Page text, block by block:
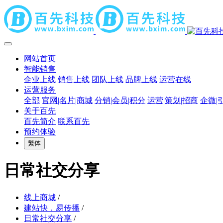
网站首页
智能销售
企业上线 销售上线 团队上线 品牌上线 运营在线
运营服务
全部 官网|名片|商城 分销|会员|积分 运营|策划|招商 企微|
关于百先
百先简介 联系百先
预约体验
繁体
日常社交分享
线上商城 /
建站快，易传播 /
日常社交分享 /